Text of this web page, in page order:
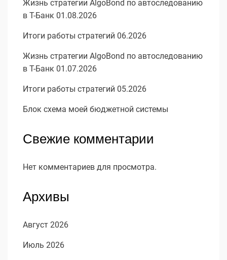
Жизнь стратегии AlgoBond по автоследованию
в Т-Банк 01.08.2026
Итоги работы стратегий 06.2026
Жизнь стратегии AlgoBond по автоследованию
в Т-Банк 01.07.2026
Итоги работы стратегий 05.2026
Блок схема моей бюджетной системы
Свежие комментарии
Нет комментариев для просмотра.
Архивы
Август 2026
Июль 2026